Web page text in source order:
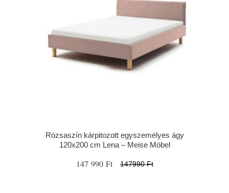
Rózsaszín kárpitozott egyszemélyes ágy
120x200 cm Lena – Meise Möbel
147 990 Ft 147990 Ft